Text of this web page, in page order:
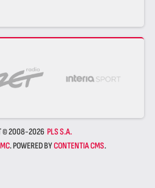
© 2008-2026 PLS S.A.
. POWERED BYCONTENTIA CMS.